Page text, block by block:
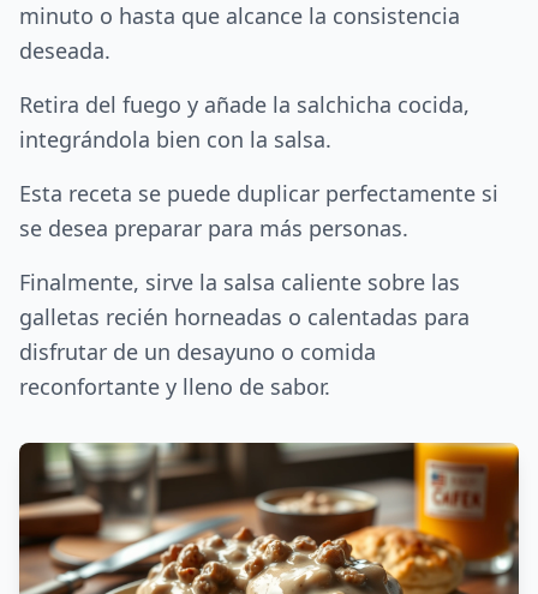
minuto o hasta que alcance la consistencia
deseada.
Retira del fuego y añade la salchicha cocida,
integrándola bien con la salsa.
Esta receta se puede duplicar perfectamente si
se desea preparar para más personas.
Finalmente, sirve la salsa caliente sobre las
galletas recién horneadas o calentadas para
disfrutar de un desayuno o comida
reconfortante y lleno de sabor.